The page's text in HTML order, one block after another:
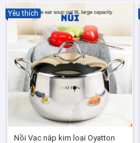
Nồi Vạc nắp kim loại Oyatton
Yêu thích